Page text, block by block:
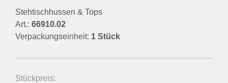
Stehtischhussen & Tops
Art.: 66910.02
Verpackungseinheit: 1 Stück
Stückpreis: